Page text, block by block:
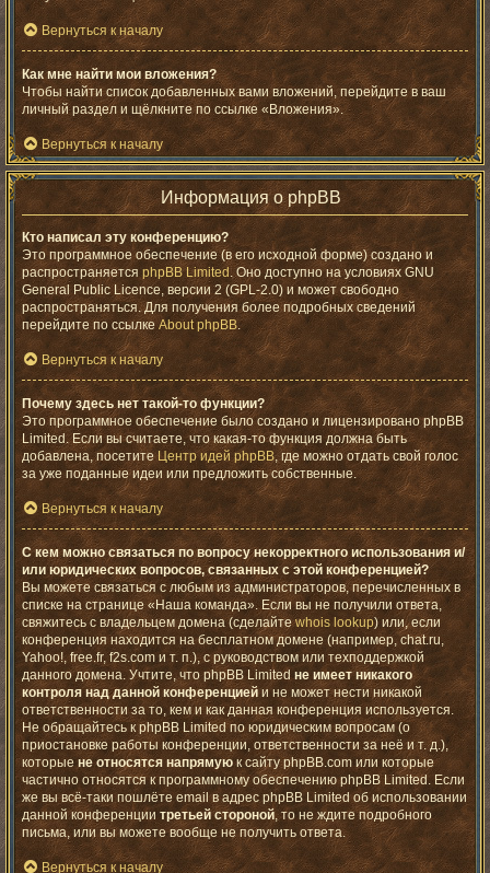
Вернуться к началу
Как мне найти мои вложения?
Чтобы найти список добавленных вами вложений, перейдите в ваш
личный раздел и щёлкните по ссылке «Вложения».
Вернуться к началу
Информация о phpBB
Кто написал эту конференцию?
Это программное обеспечение (в его исходной форме) создано и
распространяется phpBB Limited. Оно доступно на условиях GNU
General Public Licence, версии 2 (GPL-2.0) и может свободно
распространяться. Для получения более подробных сведений
перейдите по ссылкеAbout phpBB.
Вернуться к началу
Почему здесь нет такой-то функции?
Это программное обеспечение было создано и лицензировано phpBB
Limited. Если вы считаете, что какая-то функция должна быть
добавлена, посетите Центр идей phpBB, где можно отдать свой голос
за уже поданные идеи или предложить собственные.
Вернуться к началу
С кем можно связаться по вопросу некорректного использования и/
или юридических вопросов, связанных с этой конференцией?
Вы можете связаться с любым из администраторов, перечисленных в
списке на странице «Наша команда». Если вы не получили ответа,
свяжитесь с владельцем домена (сделайтеwhois lookup) или, если
конференция находится на бесплатном домене (например, chat.ru,
Yahoo!, free.fr, f2s.com и т. п.), с руководством или техподдержкой
данного домена. Учтите, что phpBB Limitedне имеет никакого
контроля над данной конференциейи не может нести никакой
ответственности за то, кем и как данная конференция используется.
Не обращайтесь к phpBB Limited по юридическим вопросам (о
приостановке работы конференции, ответственности за неё и т. д.),
которые не относятся напрямуюк сайту phpBB.com или которые
частично относятся к программному обеспечению phpBB Limited. Если
же вы всё-таки пошлёте email в адрес phpBB Limited об использовании
данной конференции третьей стороной, то не ждите подробного
письма, или вы можете вообще не получить ответа.
Вернуться к началу